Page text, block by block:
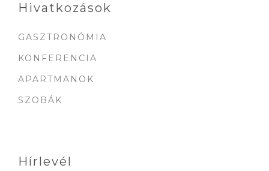
Hivatkozások
GASZTRONÓMIA
KONFERENCIA
APARTMANOK
SZOBÁK
Hírlevél